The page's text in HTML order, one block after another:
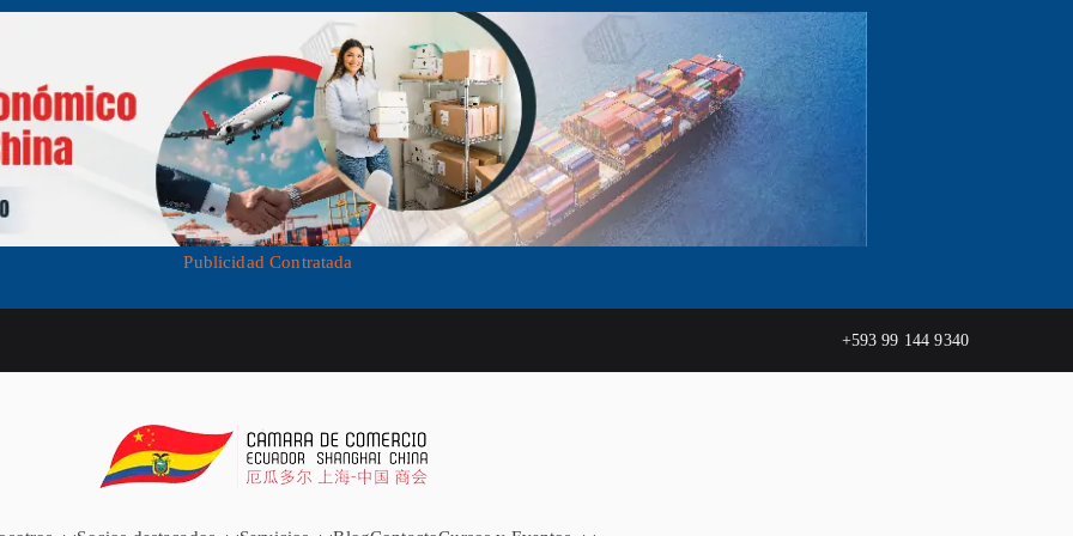
Publicidad Contratada
+593 99 144 9340